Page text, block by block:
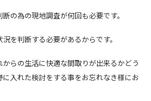
の為の現地調査が何回も必要です。
を判断する必要があるからです。
らの生活に快適な間取りが出来るかどう
入れた検討をする事をお忘れなき様にお